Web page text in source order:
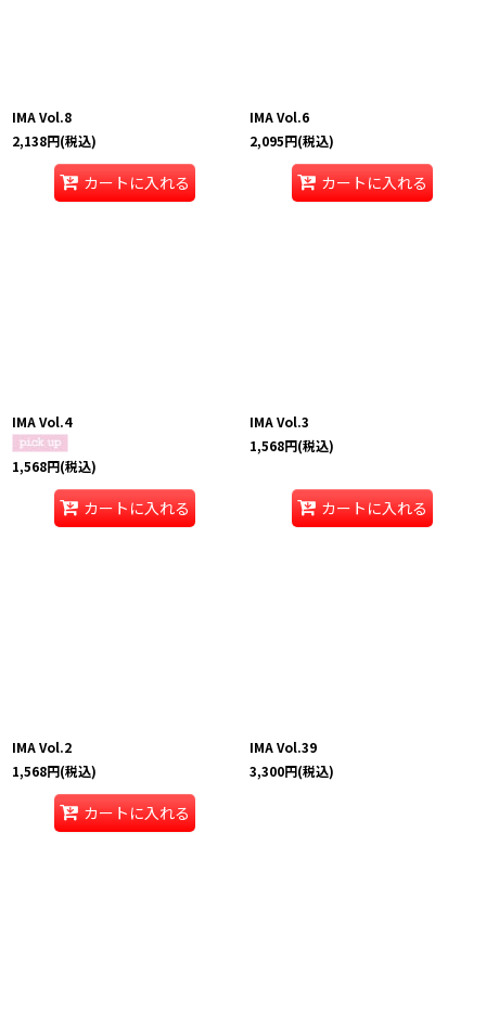
IMA Vol.8
2,138円(税込)
カートに入れる
IMA Vol.6
2,095円(税込)
カートに入れる
IMA Vol.4
1,568円(税込)
カートに入れる
IMA Vol.3
1,568円(税込)
カートに入れる
IMA Vol.2
1,568円(税込)
カートに入れる
IMA Vol.39
3,300円(税込)